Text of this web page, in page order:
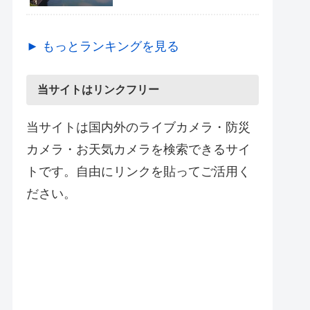
► もっとランキングを見る
当サイトはリンクフリー
当サイトは国内外のライブカメラ・防災
カメラ・お天気カメラを検索できるサイ
トです。自由にリンクを貼ってご活用く
ださい。